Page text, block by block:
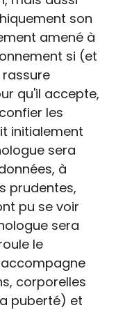
son
amené à
si (et
qu'il accepte,
les
initialement
sera
à
prudentes,
pu se voir
sera
le
corporelles
puberté) et